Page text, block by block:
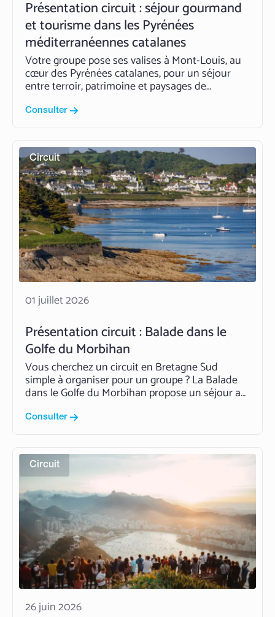
Présentation circuit : séjour gourmand
et tourisme dans les Pyrénées
méditerranéennes catalanes
Votre groupe pose ses valises à Mont-Louis, au
cœur des Pyrénées catalanes, pour un séjour
entre terroir, patrimoine et paysages de
Cerdan, ce circuit tout compris de 2 à 7 jours
facilite l’organisation des groupes avec
hébergement, repas, visites et excursions. Vous…
Read More
Consulter
Circuit
01 juillet 2026
Présentation circuit : Balade dans le
Golfe du Morbihan
Vous cherchez un circuit en Bretagne Sud
simple à organiser pour un groupe ? La Balade
dans le Golfe du Morbihan propose un séjour au
breton et étapes conviviales. Avec son format
tout compris de 2 à 7 jours, ce programme
réunit…Read More
Consulter
Circuit
26 juin 2026